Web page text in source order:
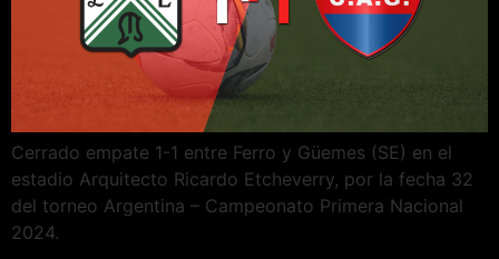
Cerrado empate 1-1 entre Ferro y Güemes (SE) en el
estadio Arquitecto Ricardo Etcheverry, por la fecha 32
del torneo Argentina – Campeonato Primera Nacional
2024.